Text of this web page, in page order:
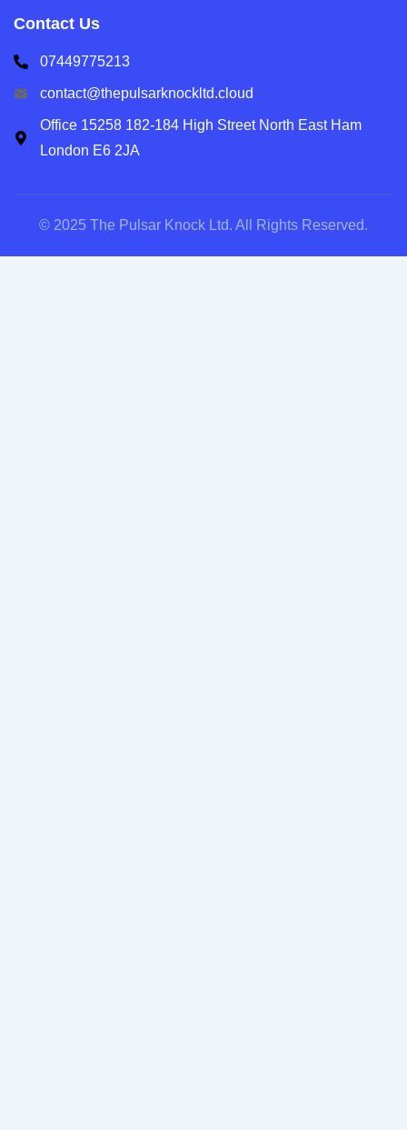
Contact Us
07449775213
contact@thepulsarknockltd.cloud
Office 15258 182-184 High Street North East Ham
London E6 2JA
© 2025 The Pulsar Knock Ltd. All Rights Reserved.